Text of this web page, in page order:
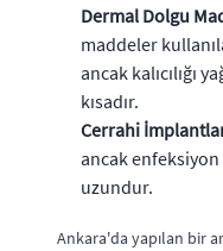
Dermal Dolgu
maddeler
ancak kalıcılığı
kısadır.
Cerrahi
ancak
uzundur.
Ankara'da yapılan bir